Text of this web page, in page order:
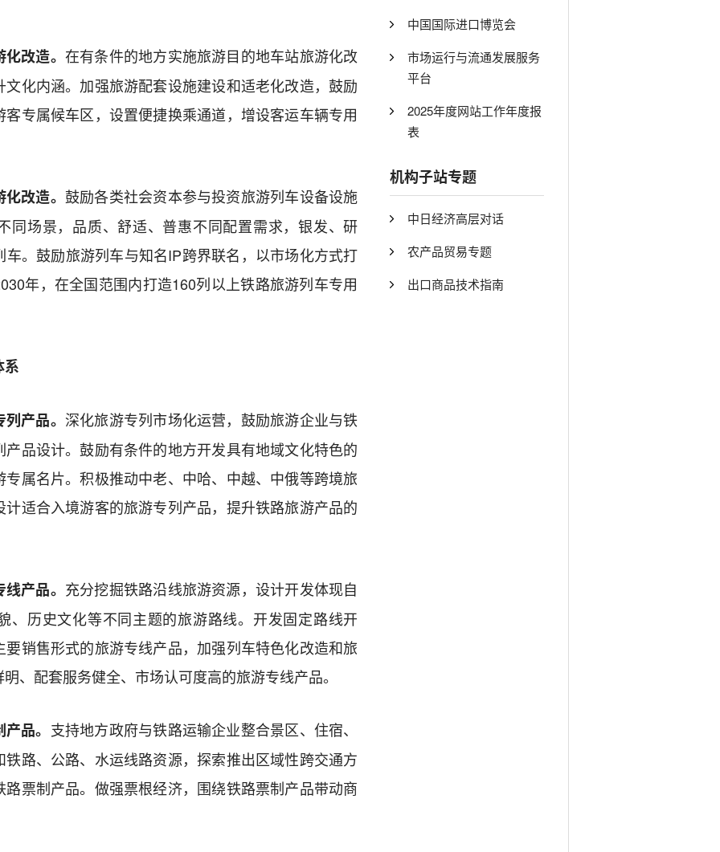
改造。 在有条件的地方实施旅游目的地车站旅游化改
化内涵。加强旅游配套设施建设和适老化改造，鼓励
客专属候车区， 设置便捷换乘通道，增设客运车辆专用
改造。 鼓励各类社会资本参与投资旅游列车设备设施
同场景，品质、舒适、普惠不同配置需求，银发、研
车。鼓励旅游列车与知名IP跨界联名，以市场化方式打
年，在全国范围内打造160列以上铁路旅游列车专用
系
产品。 深化旅游专列市场化运营， 鼓励旅游企业与铁
产品设计。鼓励有条件的地方开发具有地域文化特色的
专属名片。积极推动中老、中哈、中越、中俄等跨境旅
适合入境游客的旅游专列产品，提升铁路旅游产品的
产品。 充分挖掘铁路沿线旅游资源，设计开发体现自
、历史文化等不同主题的旅游路线。 开发固定路线开
销售形式的旅游专线产品， 加强列车特色化改造和旅
、配套服务健全、市场认可度高的旅游专线产品。
品。 支持地方政府与铁路运输企业整合景区、 住宿、
铁路、公路、水运线路资源，探索推出区域性跨交通方
票制产品。 做强票根经济， 围绕铁路票制产品带动商
中国国际进口博览会
市场运行与流通发展服务
平台
2025年度网站工作年度报
表
机构子站专题
中日经济高层对话
农产品贸易专题
出口商品技术指南